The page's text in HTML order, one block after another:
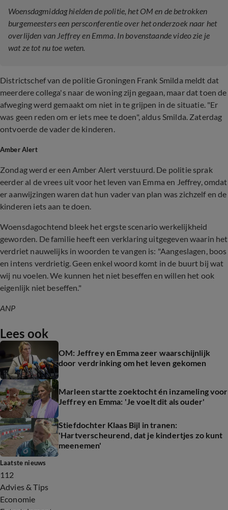
Woensdagmiddag hielden de politie, het OM en de betrokken
burgemeesters een persconferentie over het onderzoek naar het
overlijden van Jeffrey en Emma. In bovenstaande video zie je
wat ze tot nu toe weten.
Districtschef van de politie Groningen Frank Smilda meldt dat
meerdere collega's naar de woning zijn gegaan, maar dat toen de
afweging werd gemaakt om niet in te grijpen in de situatie. "Er
was geen reden om er iets mee te doen", aldus Smilda. Zaterdag
ontvoerde de vader de kinderen.
Amber Alert
Zondag werd er een Amber Alert verstuurd. De politie sprak
eerder al de vrees uit voor het leven van Emma en Jeffrey, omdat
er aanwijzingen waren dat hun vader van plan was zichzelf en de
kinderen iets aan te doen.
Woensdagochtend bleek het ergste scenario werkelijkheid
geworden. De familie heeft een verklaring uitgegeven waarin het
verdriet nauwelijks in woorden te vangen is: "Aangeslagen, boos
en intens verdrietig. Geen enkel woord komt in de buurt bij wat
wij nu voelen. We kunnen het niet beseffen en willen het ook
eigenlijk niet beseffen."
ANP
Lees ook
OM: Jeffrey en Emma zeer waarschijnlijk
door verdrinking om het leven gekomen
Marleen startte zoektocht én inzameling voor
Jeffrey en Emma: 'Je voelt dit als ouder'
Stiefdochter Klaas Bijl in tranen:
'Hartverscheurend, dat je kindertjes zo kunt
meenemen'
Laatste nieuws
112
Advies & Tips
Economie